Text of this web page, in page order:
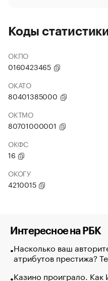
Коды
ОКПО
0160423465
ОКАТО
80401385000
ОКТМО
80701000001
ОКФС
16
ОКОГУ
4210015
Интересное на РБК
Насколько ваш
атрибутов престижа?
Казино проиграло. Как